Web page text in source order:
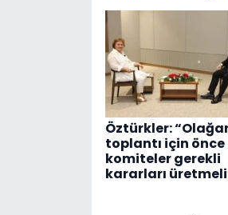
Öztürkler:
toplantı için önce
komiteler gerekli
kararları